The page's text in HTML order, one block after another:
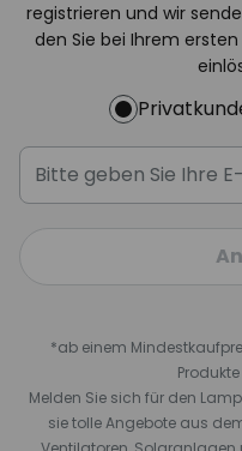
registrieren und wir
den Sie bei Ihrem
*ab einem
Melden Sie sich für den
sie tolle Angebote aus